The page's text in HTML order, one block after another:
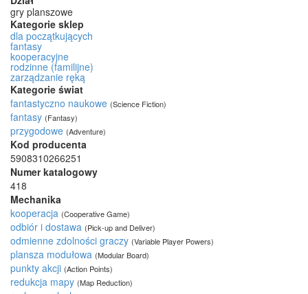
gry planszowe
Kategorie sklep
dla początkujących
fantasy
kooperacyjne
rodzinne (familijne)
zarządzanie ręką
Kategorie świat
fantastyczno naukowe (Science Fiction)
fantasy (Fantasy)
przygodowe (Adventure)
Kod producenta
5908310266251
Numer katalogowy
418
Mechanika
kooperacja (Cooperative Game)
odbiór i dostawa (Pick-up and Deliver)
odmienne zdolności graczy (Variable Player Powers)
plansza modułowa (Modular Board)
punkty akcji (Action Points)
redukcja mapy (Map Reduction)